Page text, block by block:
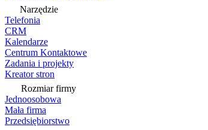
Narzędzie
Telefonia
CRM
Kalendarze
Centrum Kontaktowe
Zadania i projekty
Kreator stron
Rozmiar firmy
Jednoosobowa
Mała firma
Przedsiębiorstwo